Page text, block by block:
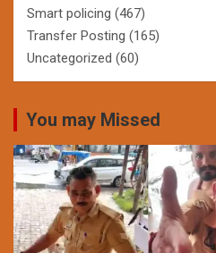
Smart policing (467)
Transfer Posting (165)
Uncategorized (60)
You may Missed